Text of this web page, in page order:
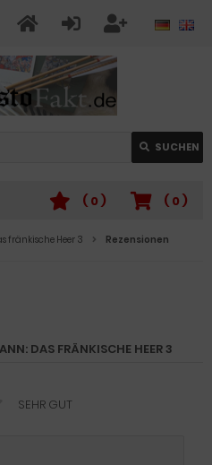
SUCHEN
( 0 )
( 0 )
fränkische Heer 3 Rezensionen
DAS FRÄNKISCHE HEER 3
SEHR GUT